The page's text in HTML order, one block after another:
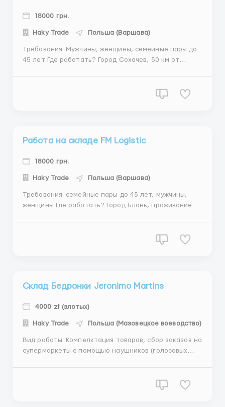
18000 грн.
Haky Trade Польша (Варшава)
Требования: Мужчины, женщины, семейные пары до
45 лет Где работать? Город Сохачев, 50 км от
Работа на складе FM Logistic
18000 грн.
Haky Trade Польша (Варшава)
Требования: семейные пары до 45 лет, мужчины,
женщины Где работать? Город Блонь, проживание в
Склад Бедронки Jeronimo Martins
4000 zł (злотых)
Haky Trade Польша (Мазовецкое воеводство)
Вид работы: Компелктация товаров, сбор заказов на
супермаркеты с помощью наушников (голосовых
теплом +18-20С, в холодном +8-10С. (Нужно иметь